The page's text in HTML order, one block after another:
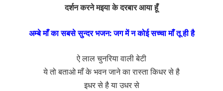
दर्शन करने मइया के दरबार आया हूँ
अम्बे माँ का सबसे सुन्दर भजन: जग में न कोई सच्चा माँ तू ही है
ऐ लाल चुनरिया वाली बेटी
ये तो बताओ माँ के भवन जाने का रास्ता किधर से है
इधर से है या उधर से